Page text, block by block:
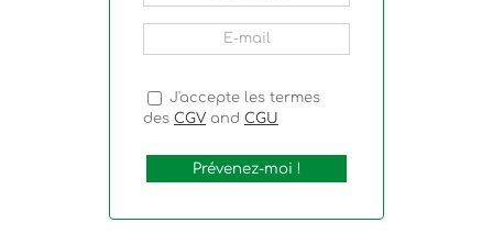
J'accepte les termes
des CGV and CGU